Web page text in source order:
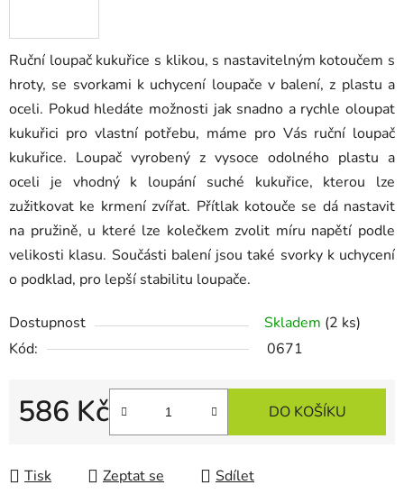
Ruční loupač kukuřice s klikou, s nastavitelným kotoučem s
hroty, se svorkami k uchycení loupače v balení, z plastu a
oceli. Pokud hledáte možnosti jak snadno a rychle oloupat
kukuřici pro vlastní potřebu, máme pro Vás ruční loupač
kukuřice. Loupač vyrobený z vysoce odolného plastu a
oceli je vhodný k loupání suché kukuřice, kterou lze
zužitkovat ke krmení zvířat. Přítlak kotouče se dá nastavit
na pružině, u které lze kolečkem zvolit míru napětí podle
velikosti klasu. Součásti balení jsou také svorky k uchycení
o podklad, pro lepší stabilitu loupače.
Dostupnost Skladem (2 ks)
Kód:
0671
586 Kč DO KOŠÍKU
Tisk Zeptat se Sdílet